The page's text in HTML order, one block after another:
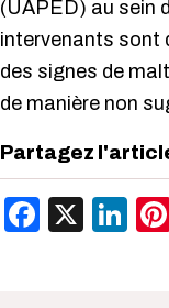
(UAPED) au sein
intervenants sont
des signes de
de manière non
Partagez
X